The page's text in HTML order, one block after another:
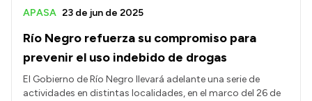
Río Negro refuerza su compromiso para
prevenir el uso indebido de drogas
APASA 23 de jun de 2025
El Gobierno de Río Negro llevará adelante una serie de
actividades en distintas localidades, en el marco del 26 de